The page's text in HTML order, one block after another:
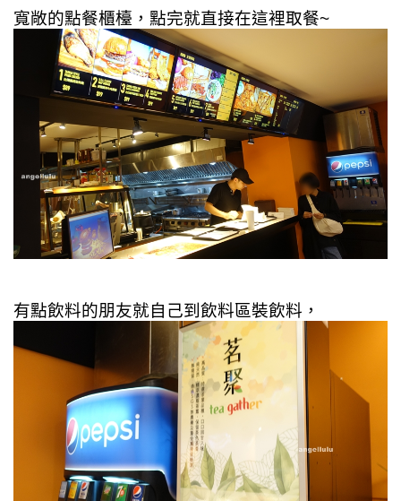
寬敞的點餐櫃檯，點完就直接在這裡取餐~
有點飲料的朋友就自己到飲料區裝飲料，